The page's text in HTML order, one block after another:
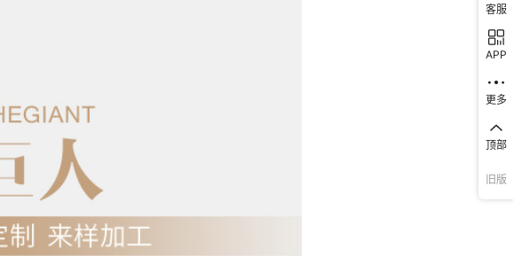
客服
APP
更多
顶部
旧版